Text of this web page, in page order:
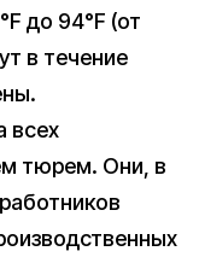
до 94°F (от
в течение
всех
тюрем. Они, в